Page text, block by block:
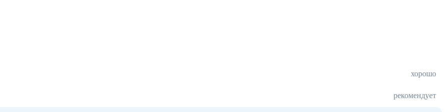
хорошо
рекомендует